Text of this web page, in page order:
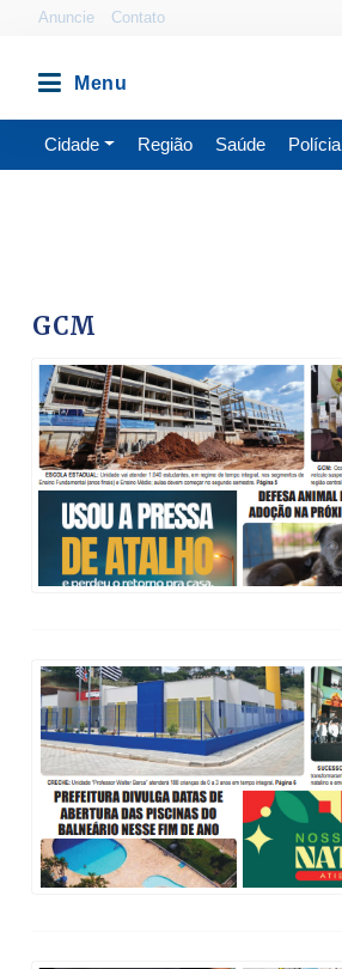
Anuncie Contato
Cidade Região Saúde Polícia
GCM